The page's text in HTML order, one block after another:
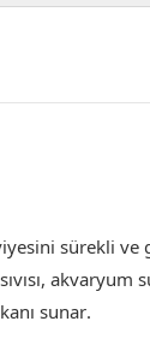
sürekli ve
sunar.